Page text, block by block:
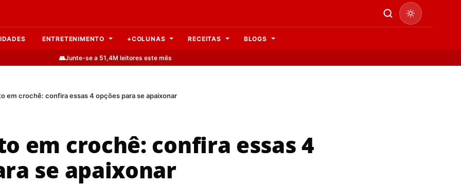
ENTRETENIMENTO +COLUNAS RECEITAS BLOGS
👥Junte-se a 51,4M leitores este mês
em crochê: confira essas 4 opções para se apaixonar
em crochê: confira essas 4
se apaixonar